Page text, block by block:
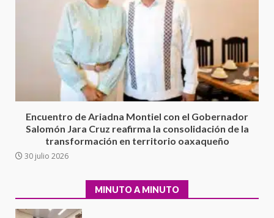
Encuentro de Ariadna Montiel con el Gobernador
Salomón Jara Cruz reafirma la consolidación de la
transformación en territorio oaxaqueño
30 julio 2026
MINUTO A MINUTO
Cuacnopalan
26 junio 2026
Exhorta Poder Legislativo al
IEEPO y al Iocied a realizar una
evaluación técnica y estructural
integral de las instalaciones de la
Moisés Sáenz Garza
5 agosto 2026
5 agosto 2026